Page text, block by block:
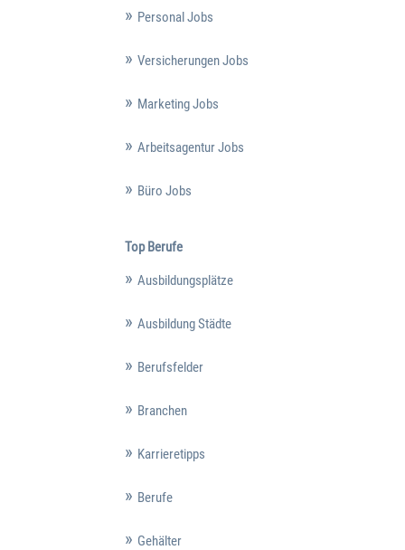
Personal Jobs
Versicherungen Jobs
Marketing Jobs
Arbeitsagentur Jobs
Büro Jobs
Top Berufe
Ausbildungsplätze
Ausbildung Städte
Berufsfelder
Branchen
Karrieretipps
Berufe
Gehälter